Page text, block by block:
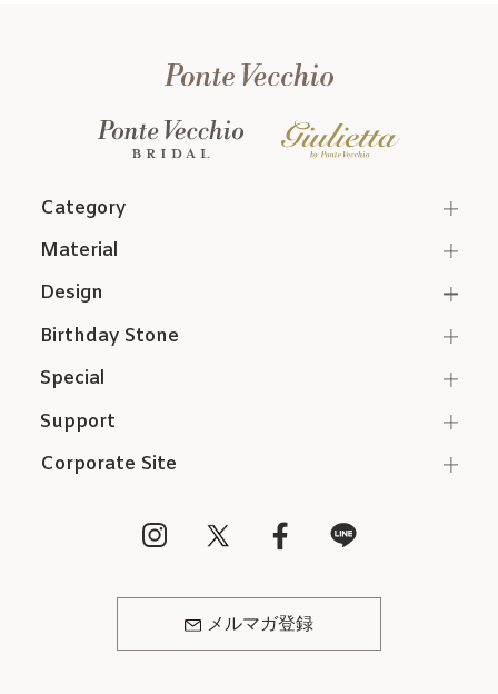
Category
Support
Corporate Site
メルマガ登録
Material
Design
Birthday Stone
Special